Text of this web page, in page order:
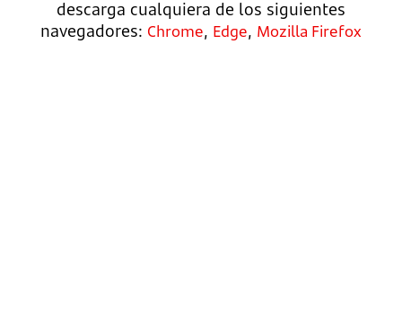
descarga cualquiera de los siguientes
navegadores: Chrome, Edge, Mozilla Firefox